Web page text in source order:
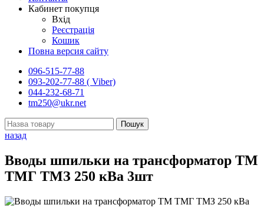
Кабинет покупця
Вхід
Реєстрація
Кошик
Повна версия сайту
096-515-77-88
093-202-77-88 ( Viber)
044-232-68-71
tm250@ukr.net
назад
Вводы шпильки на трансформатор ТМ
ТМГ ТМЗ 250 кВа 3шт